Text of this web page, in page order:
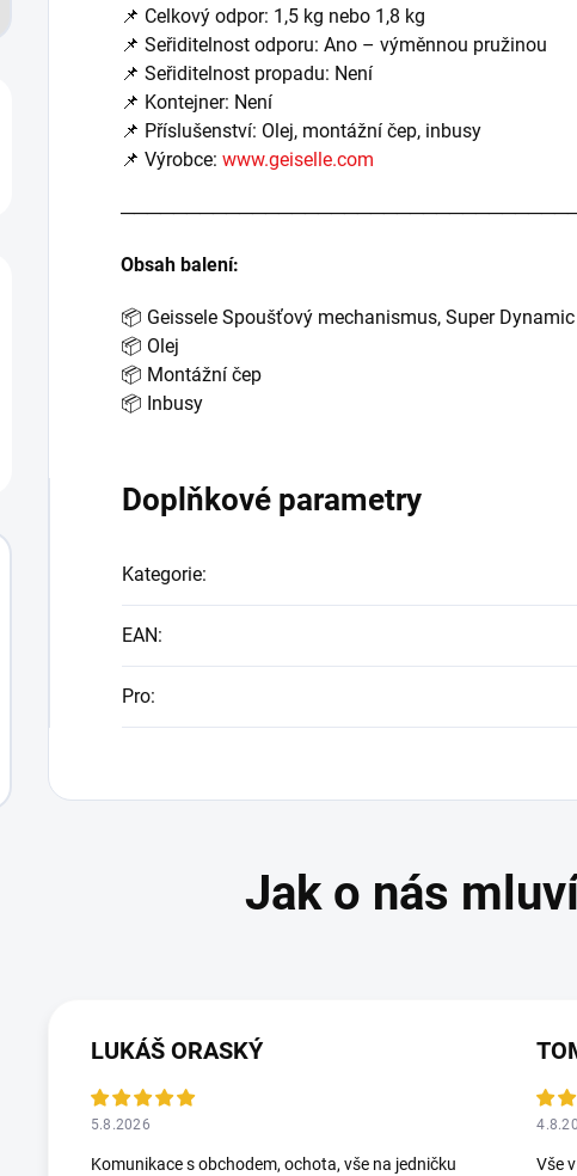
📌 Celkový odpor: 1,5 kg nebo 1,8 kg
📌 Seřiditelnost odporu: Ano – výměnnou pružinou
📌 Seřiditelnost propadu: Není
📌 Kontejner: Není
📌 Příslušenství: Olej, montážní čep, inbusy
📌 Výrobce: www.geiselle.com
Obsah balení:
📦 Geissele Spoušťový mechanismus, Super
📦 Olej
📦 Montážní čep
📦 Inbusy
Doplňkové parametry
Kategorie:
EAN:
Pro:
LUKÁŠ ORASKÝ
5.8.2026
Komunikace s obchodem, ochota, vše na jedničku
Vše